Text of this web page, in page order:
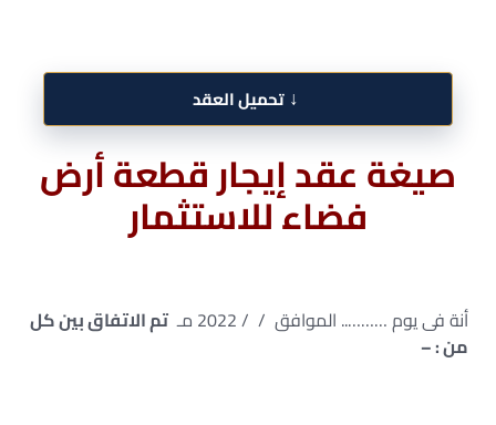
↓ تحميل العقد
صيغة عقد إيجار قطعة أرض
فضاء للاستثمار
أنة فى يوم ……….. الموافق / / 2022 مـ
تم الاتفاق بين كل
من : –